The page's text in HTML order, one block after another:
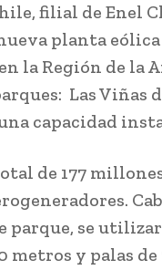
filial de Enel
planta
la Región de la
Las Viñas
capacidad
de 177
parque, se
metros y palas